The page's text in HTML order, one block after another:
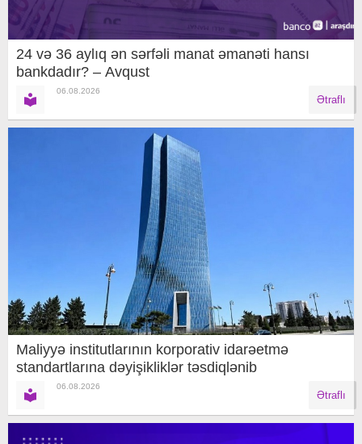
24 və 36 aylıq ən sərfəli manat əmanəti hansı
bankdadır? – Avqust
06.08.2026
Ətraflı
Maliyyə institutlarının korporativ idarəetmə
standartlarına dəyişikliklər təsdiqlənib
06.08.2026
Ətraflı